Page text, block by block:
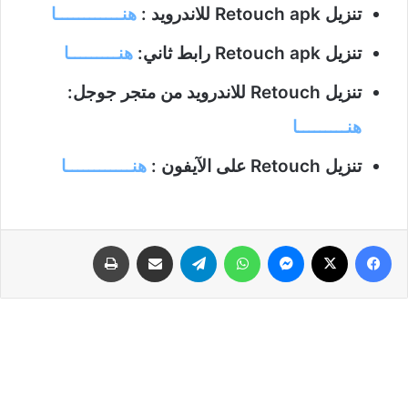
تنزيل Retouch apk للاندرويد :
هنــــــــــــا
تنزيل Retouch apk رابط ثاني:
هنـــــــــا
تنزيل Retouch للاندرويد من متجر جوجل:
هنـــــــــا
تنزيل Retouch على الآيفون :
هنــــــــــــا
فيسبوك ماسنجر واتساب تيلقرام مشاركة عبر البريد